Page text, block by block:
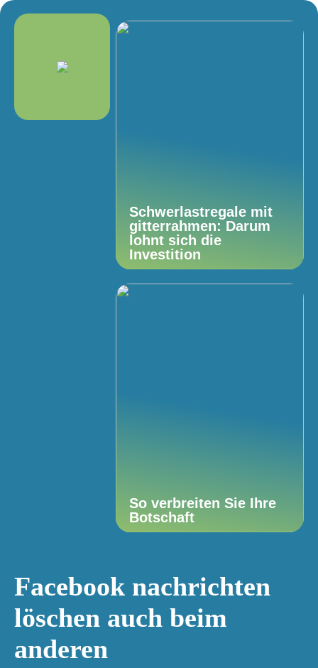
Schwerlastregale mit
gitterrahmen: Darum
lohnt sich die
Investition
So verbreiten Sie Ihre
Botschaft
Facebook nachrichten
löschen auch beim
anderen